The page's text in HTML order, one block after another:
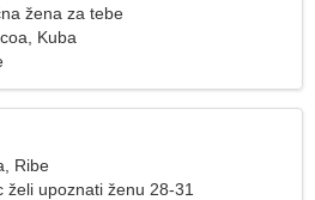
žena za tebe
Kuba
Ribe
želi upoznati ženu 28-31